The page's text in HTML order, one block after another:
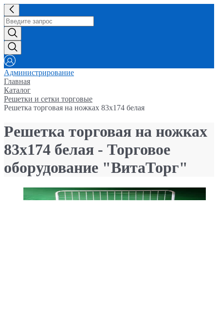
Администрирование
Главная
Каталог
Решетки и сетки торговые
Решетка торговая на ножках 83x174 белая
Решетка торговая на ножках
83x174 белая - Торговое
оборудование "ВитаТорг"